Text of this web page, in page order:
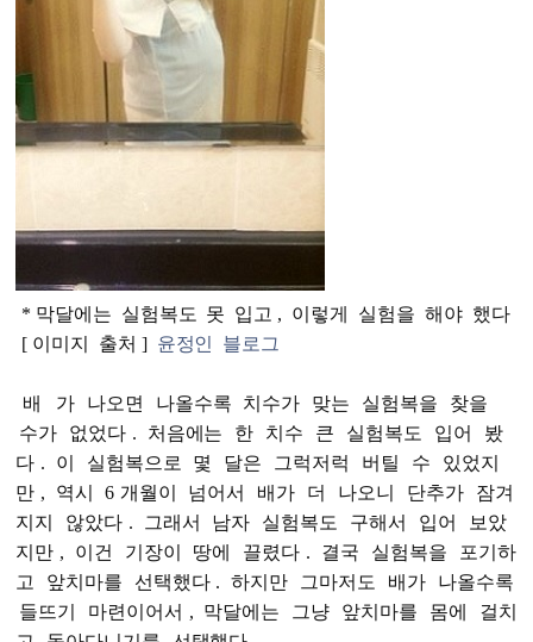
* 막달에는 실험복도 못 입고 , 이렇게 실험을 해야 했다
[ 이미지 출처 ] 윤정인 블로그
배 가 나오면 나올수록 치수가 맞는 실험복을
찾을
수가
없었다 . 처음에는 한 치수 큰 실험복도 입어
봤
다 . 이 실험복으로 몇 달은 그럭저럭 버틸 수
있었지
만 , 역시 6 개월이 넘어서 배가 더 나오니 단추가
잠겨
지지
않았다 . 그래서 남자 실험복도 구해서 입어
보았
지만 , 이건 기장이 땅에 끌렸다 . 결국 실험복을
포기하
고
앞치마를 선택했다 . 하지만 그마저도 배가
나올수록
들뜨기
마련이어서 , 막달에는 그냥 앞치마를 몸에
걸치